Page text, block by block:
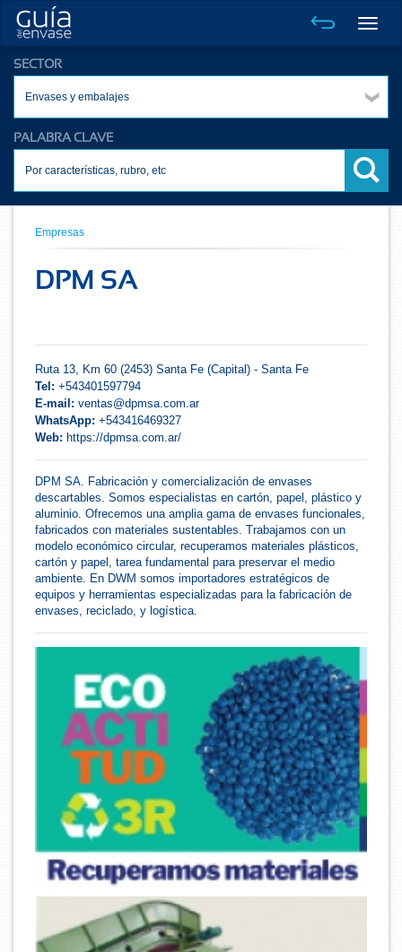
Toggle
SECTOR
Envases y embalajes
PALABRA CLAVE
Empresas
DPM SA
Ruta 13, Km 60 (2453) Santa Fe (Capital) - Santa Fe
Tel: +543401597794
E-mail: ventas@dpmsa.com.ar
WhatsApp: +543416469327
Web: https://dpmsa.com.ar/
DPM SA. Fabricación y comercialización de envases
descartables. Somos especialistas en cartón, papel, plástico y
aluminio. Ofrecemos una amplia gama de envases funcionales,
fabricados con materiales sustentables. Trabajamos con un
modelo económico circular, recuperamos materiales plásticos,
cartón y papel, tarea fundamental para preservar el medio
ambiente. En DWM somos importadores estratégicos de
equipos y herramientas especializadas para la fabricación de
envases, reciclado, y logística.